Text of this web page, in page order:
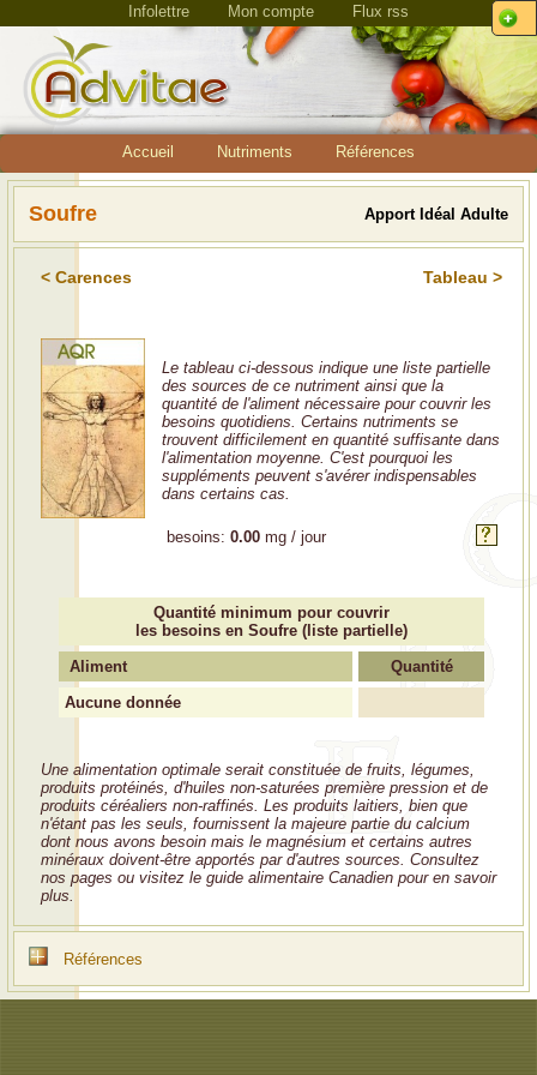
Infolettre Mon compte Flux rss
Accueil Nutriments Références
Soufre Apport Idéal Adulte
< Carences Tableau >
Le tableau ci-dessous indique une liste partielle
des sources de ce nutriment ainsi que la
quantité de l'aliment nécessaire pour couvrir les
besoins quotidiens. Certains nutriments se
trouvent difficilement en quantité suffisante dans
l'alimentation moyenne. C'est pourquoi les
suppléments peuvent s'avérer indispensables
dans certains cas.
besoins: 0.00 mg / jour
Quantité minimum pour couvrir
les besoins en Soufre (liste partielle)
Aliment
Quantité
Aucune donnée
Une alimentation optimale serait constituée de fruits, légumes,
produits protéinés, d'huiles non-saturées première pression et de
produits céréaliers non-raffinés. Les produits laitiers, bien que
n'étant pas les seuls, fournissent la majeure partie du calcium
dont nous avons besoin mais le magnésium et certains autres
minéraux doivent-être apportés par d'autres sources. Consultez
nos pages ou visitez le guide alimentaire Canadien pour en savoir
plus.
Références